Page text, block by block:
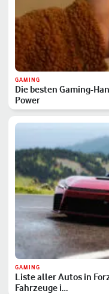
GAMING
Die besten Gaming-
Power
GAMING
Liste aller Autos in
Fahrzeuge i…